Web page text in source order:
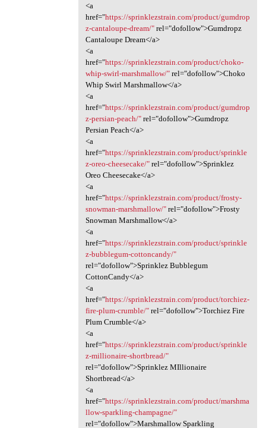
<a
href="https://sprinklezstrain.com/product/gumdrop
z-cantaloupe-dream/"rel="dofollow">Gumdropz
Cantaloupe Dream</a>
<a
href="https://sprinklezstrain.com/product/choko-
whip-swirl-marshmallow/"rel="dofollow">Choko
Whip Swirl Marshmallow</a>
<a
href="https://sprinklezstrain.com/product/gumdrop
z-persian-peach/"rel="dofollow">Gumdropz
Persian Peach</a>
<a
href="https://sprinklezstrain.com/product/sprinkle
z-oreo-cheesecake/"rel="dofollow">Sprinklez
Oreo Cheesecake</a>
<a
href="https://sprinklezstrain.com/product/frosty-
snowman-marshmallow/"rel="dofollow">Frosty
Snowman Marshmallow</a>
<a
href="https://sprinklezstrain.com/product/sprinkle
z-bubblegum-cottoncandy/"
rel="dofollow">Sprinklez Bubblegum
CottonCandy</a>
<a
href="https://sprinklezstrain.com/product/torchiez-
fire-plum-crumble/"rel="dofollow">Torchiez Fire
Plum Crumble</a>
<a
href="https://sprinklezstrain.com/product/sprinkle
z-millionaire-shortbread/"
rel="dofollow">Sprinklez MIllionaire
Shortbread</a>
<a
href="https://sprinklezstrain.com/product/marshma
llow-sparkling-champagne/"
rel="dofollow">Marshmallow Sparkling